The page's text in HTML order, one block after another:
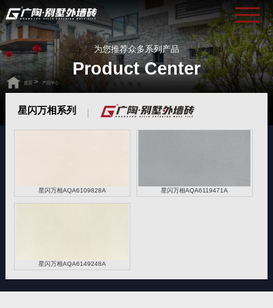
为您推荐众多系列产品
Product Center
首页> 产品中心
星闪万相系列
星闪万相AQA6109828A 星闪万相AQA6119471A
星闪万相AQA6149248A